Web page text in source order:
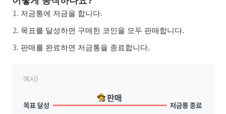
저금통에 저금을 합니다.
목표를 달성하면 구매한 코인을 모두 판매합니다.
판매를 완료하면 저금통을 종료합니다.